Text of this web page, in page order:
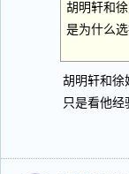
胡明轩和
是为什么
胡明轩和徐
只是看他经